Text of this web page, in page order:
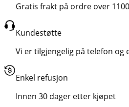
Gratis frakt på ordre over
Kundestøtte
Vi er tilgjengelig på telefon og
Enkel refusjon
Innen 30 dager etter kjøpet